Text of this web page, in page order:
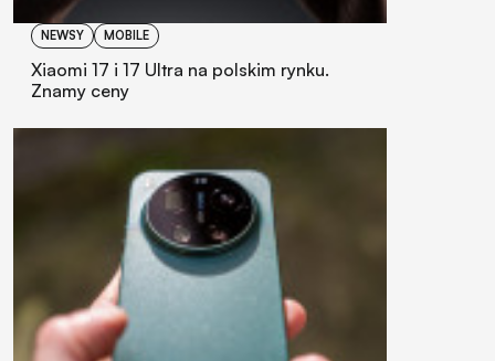
NEWSY MOBILE
Xiaomi 17 i 17 Ultra na polskim rynku.
Znamy ceny